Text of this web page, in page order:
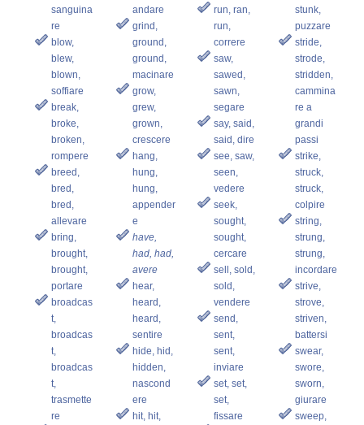
sanguina
re
blow,
blew,
blown,
soffiare
break,
broke,
broken,
rompere
breed,
bred,
bred,
allevare
bring,
brought,
brought,
portare
broadcas
t,
broadcas
t,
broadcas
t,
trasmette
re
andare
grind,
ground,
ground,
macinare
grow,
grew,
grown,
crescere
hang,
hung,
hung,
appender
e
have,
had, had,
avere
hear,
heard,
heard,
sentire
hide, hid,
hidden,
nascond
ere
hit, hit,
run, ran,
run,
correre
saw,
sawed,
sawn,
segare
say, said,
said, dire
see, saw,
seen,
vedere
seek,
sought,
sought,
cercare
sell, sold,
sold,
vendere
send,
sent,
sent,
inviare
set, set,
set,
fissare
stunk,
puzzare
stride,
strode,
stridden,
cammina
re a
grandi
passi
strike,
struck,
struck,
colpire
string,
strung,
strung,
incordare
strive,
strove,
striven,
battersi
swear,
swore,
sworn,
giurare
sweep,